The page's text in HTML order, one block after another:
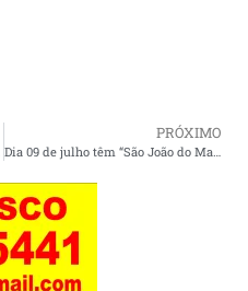
PRÓXIMO
Dia 09 de julho têm “São João do Matheus do Açaí”, um evento social imperdível.